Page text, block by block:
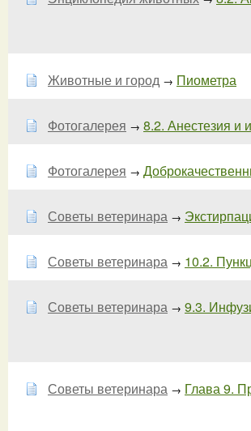
Животные и город → Пиометра
Фотогалерея → 8.2. Анестезия и
Фотогалерея →
Советы ветеринара →
Советы ветеринара → 10.2.
Советы ветеринара → 9.3.
Советы ветеринара → Глава 9.